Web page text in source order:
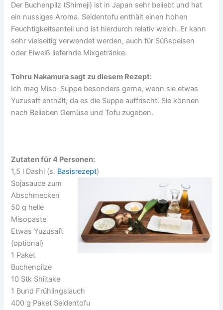
Der Buchenpilz (Shimeji) ist in Japan sehr beliebt und hat
ein nussiges Aroma. Seidentofu enthält einen hohen
Feuchtigkeitsanteil und ist hierdurch relativ weich. Er kann
sehr vielseitig verwendet werden, auch für Süßspeisen
oder Eiweiß liefernde Mixgetränke.
Tohru Nakamura sagt zu diesem Rezept:
Ich mag Miso-Suppe besonders gerne, wenn sie etwas
Yuzusaft enthält, da es die Suppe auffrischt. Sie können
nach Belieben Gemüse und Tofu zugeben.
Zutaten für 4 Personen:
1,5 l Dashi (s. Basisrezept)
Sojasauce zum
Abschmecken
50 g helle
Misopaste
Etwas Yuzusaft
(optional)
1 Paket
Buchenpilze
10 Stk Shiitake
1 Bund Frühlingslauch
400 g Paket Seidentofu